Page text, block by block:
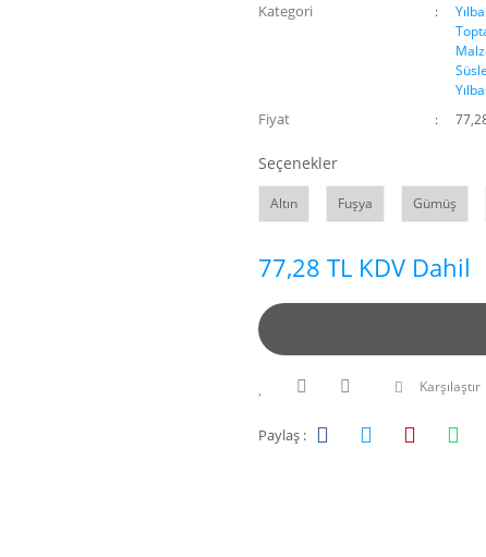
Kategori
Fiyat
Seçenekler
Altın Fuşya Gümüş
77,28 TL KDV Dahil
Karşılaştır
Paylaş :